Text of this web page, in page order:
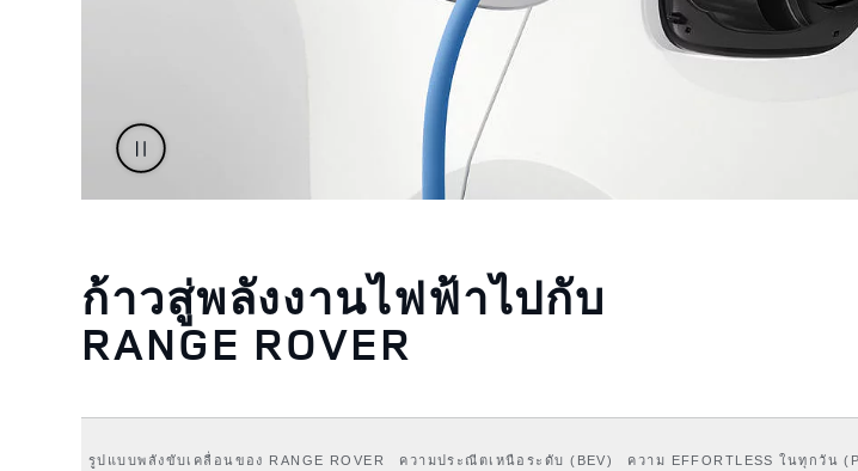
ก้าวสู่พลังงานไฟฟ้าไปกับ
RANGE ROVER
รูปแบบพลังขับเคลื่อนของ RANGE ROVER ความประณีตเหนือระดับ (BEV) ความ EFFORTLESS ในทุกวัน